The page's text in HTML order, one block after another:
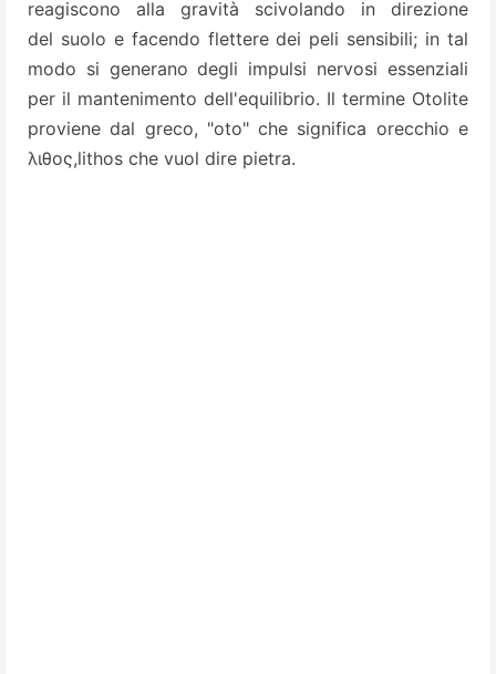
reagiscono alla gravità scivolando in direzione
del suolo e facendo flettere dei peli sensibili; in tal
modo si generano degli impulsi nervosi essenziali
per il mantenimento dell'equilibrio. Il termine Otolite
proviene dal greco, "oto" che significa orecchio e
λιθος,lithos che vuol dire pietra.